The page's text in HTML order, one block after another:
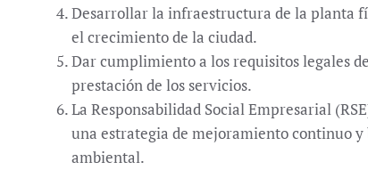
Desarrollar la infraestructura de la planta
el crecimiento de la ciudad.
Dar cumplimiento a los requisitos legales
prestación de los servicios.
La Responsabilidad Social Empresarial
una estrategia de mejoramiento continuo
ambiental.